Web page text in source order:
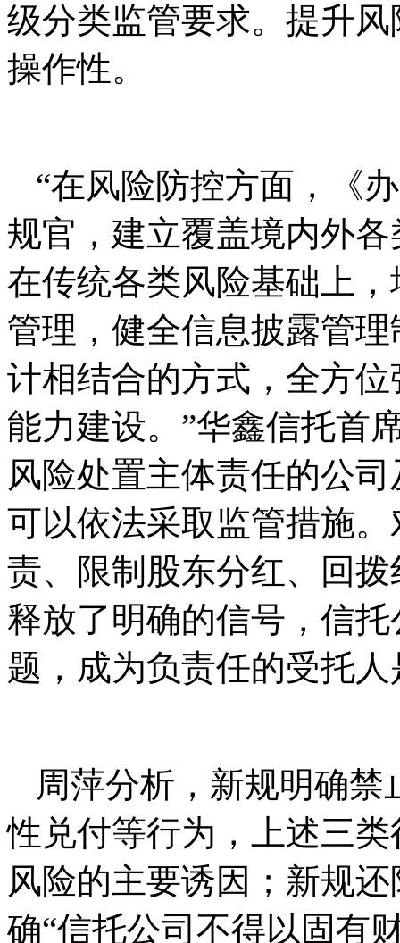
级分类监管要求。提升
操作性。
“在风险防控方面，《
规官，建立覆盖境内外
在传统各类风险基础上
管理，健全信息披露管
计相结合的方式，全方
能力建设。”华鑫信托首
风险处置主体责任的公
可以依法采取监管措施
责、限制股东分红、回
释放了明确的信号，信
题，成为负责任的受托
周萍分析，新规明确
性兑付等行为，上述三
风险的主要诱因；新规
确“信托公司不得以固有